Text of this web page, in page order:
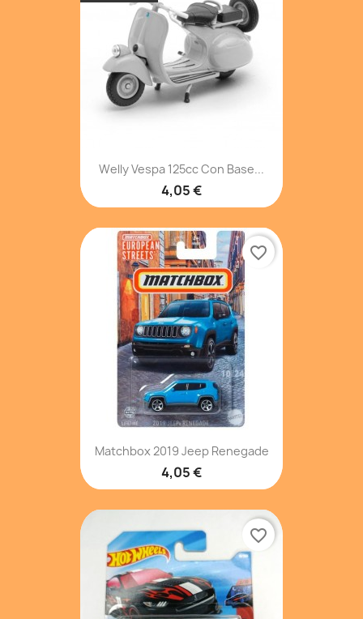
Welly Vespa 125cc Con Base...
4,05 €
Matchbox 2019 Jeep Renegade
4,05 €
favorite_border
favorite_border